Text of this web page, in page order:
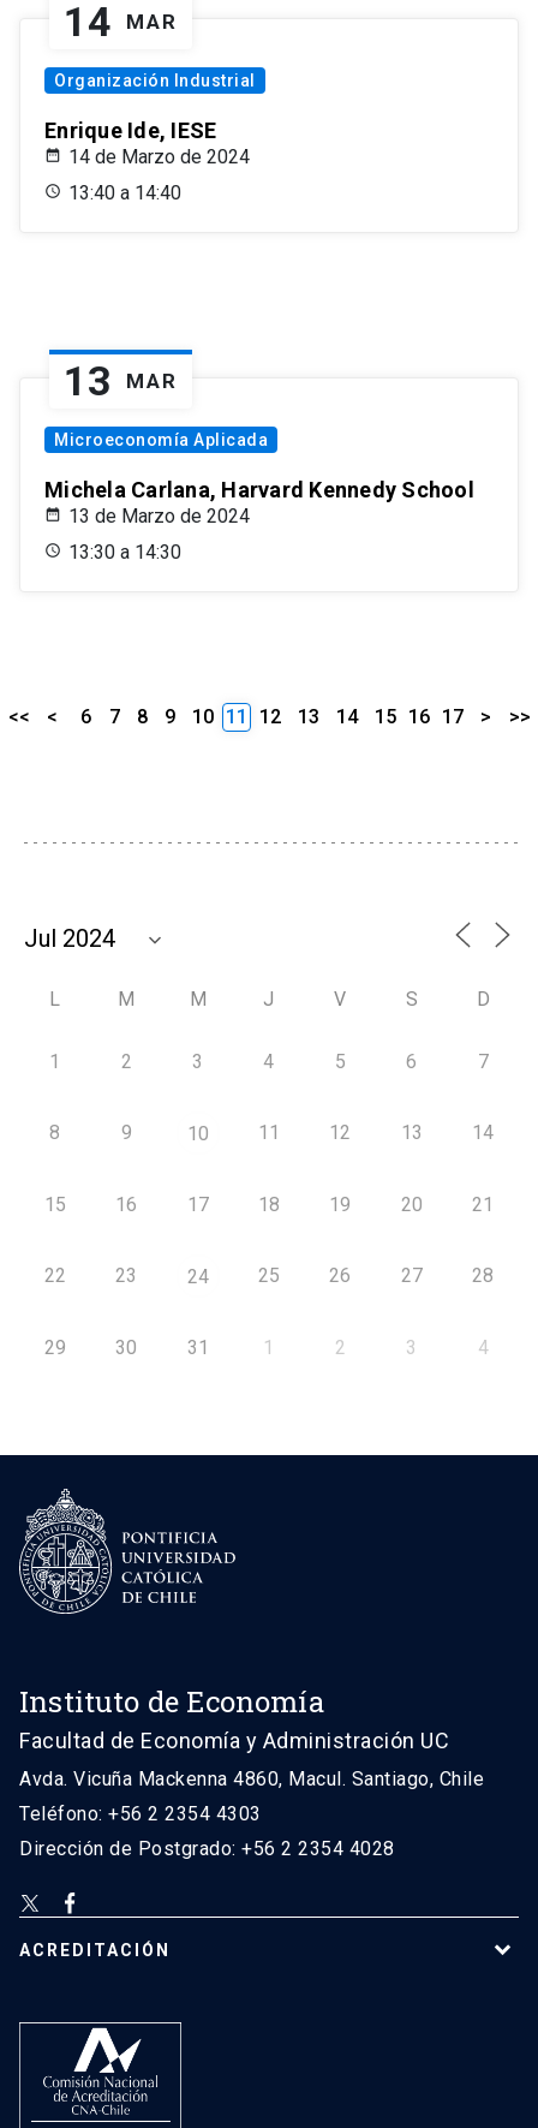
14 MAR
Organización Industrial
Enrique Ide, IESE
14 de Marzo de 2024
13:40 a 14:40
13 MAR
Microeconomía Aplicada
Michela Carlana, Harvard Kennedy School
13 de Marzo de 2024
13:30 a 14:30
<< < 6 7 8 9 10 11 12 13 14 15 16 17 > >>
L M M J V S D
1 2 3 4 5 6 7
8 9 10 11 12 13 14
15 16 17 18 19 20 21
22 23 24 25 26 27 28
29 30 31 1 2 3 4
Instituto de Economía
Facultad de Economía y Administración UC
Avda. Vicuña Mackenna 4860, Macul. Santiago, Chile
Teléfono: +56 2 2354 4303
Dirección de Postgrado: +56 2 2354 4028
ACREDITACIÓN